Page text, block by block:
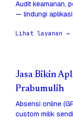
Audit keamanan,
— lindungi
Lihat layanan →
Jasa Bikin
Prabumulih
Absensi online
custom milik